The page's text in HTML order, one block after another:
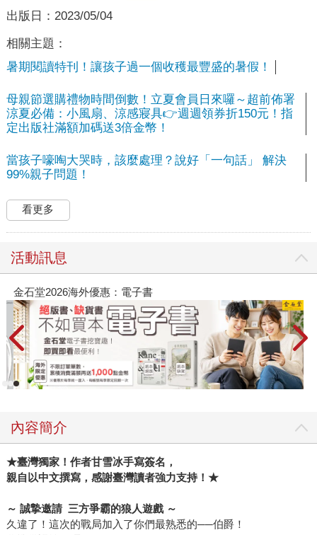
出版日： 2023/05/04
相關主題：
暑期閱讀特刊！讓孩子過一個收穫最豐盛的暑假！
母親節選購禮物時間倒數！立夏會員日來囉～超前佈署
涼夏必備：小風扇、涼感寢具👉週週領券折150元！指
定出版社滿額加碼送3倍金幣！
當孩子嚎啕大哭時，該麼處理？說好「一句話」 解決
99%親子問題！
看更多
活動訊息
春光ｘ奇幻基地｜全書系展
內容簡介
★臺灣獨家！作者甘雪冰手寫簽名，
親自以中文撰寫，感謝臺灣讀者強力支持！ ★
～ 誠摯邀請 三方爭霸的狼人遊戲 ～
久違了！這次的戰局加入了你們最熟悉的──伯爵！